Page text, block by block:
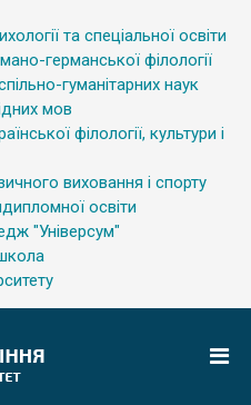
та спеціальної освіти
германської філології
гуманітарних наук
мов
філології, культури і
виховання і спорту
освіти
"Універсум"